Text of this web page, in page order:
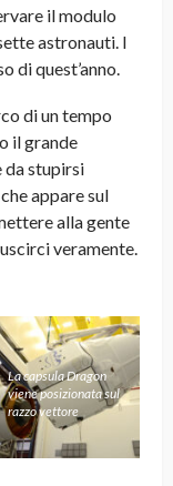
il modulo
astronauti. I
di quest’anno.
di un tempo
il grande
da stupirsi
appare sul
alla gente
veramente.
La capsula Dragon
viene posizionata sul
razzo vettore